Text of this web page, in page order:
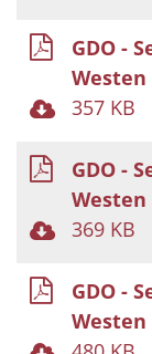
GDO -
Westen
357 KB
GDO -
Westen
369 KB
GDO -
Westen